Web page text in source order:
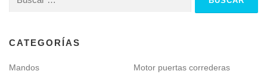
CATEGORÍAS
Mandos
Motor puertas correderas